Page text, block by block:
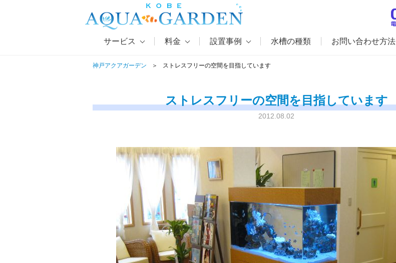
サービス 料金 設置事例 水槽の種類 お問い合わせ方法
神戸アクアガーデン ストレスフリーの空間を目指しています
ストレスフリーの空間を目指しています
2012.08.02